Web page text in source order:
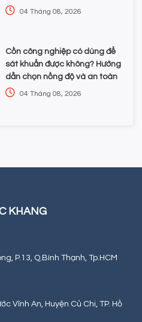
nghiệp
04 Tháng 08, 2026
Cồn công nghiệp có dùng để
sát khuẩn được không? Hướng
dẫn chọn nồng độ và an toàn
04 Tháng 08, 2026
KHANG
P.13, Q.Bình Thạnh, Tp.HCM
Vĩnh An, Huyện Củ Chi, TP. Hồ